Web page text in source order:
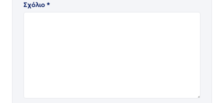
Σχόλιο*